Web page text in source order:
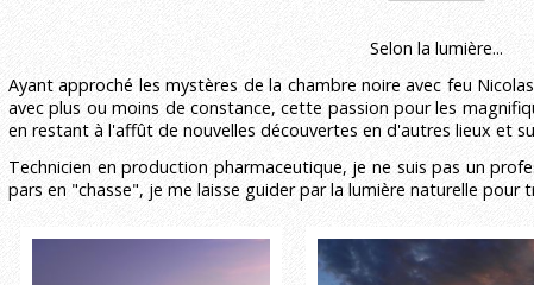
Selon la lumière...
Ayant approché les mystères de la chambre noire avec feu
avec plus ou moins de constance, cette passion pour les
en restant à l'affût de nouvelles découvertes en d'autres lieux et
Technicien en production pharmaceutique, je ne suis pas un
pars en "chasse", je me laisse guider par la lumière naturelle pour